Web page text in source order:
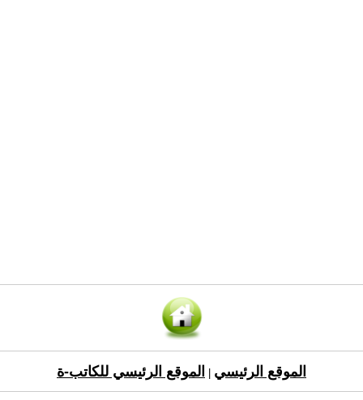
الموقع الرئيسي الموقع الرئيسي للكاتب-ة